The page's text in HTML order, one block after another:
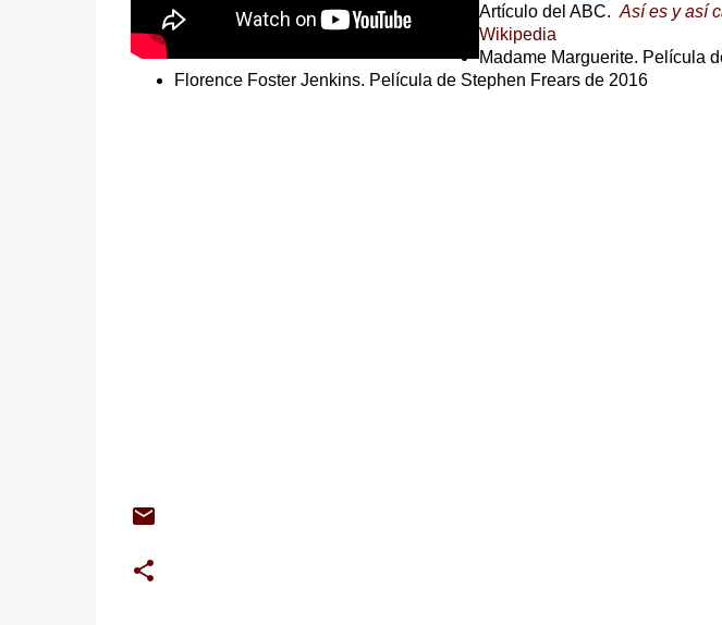
Artículo del ABC. Así es y así
Wikipedia
Madame Marguerite. Película
Florence Foster Jenkins. Película de Stephen Frears de 2016